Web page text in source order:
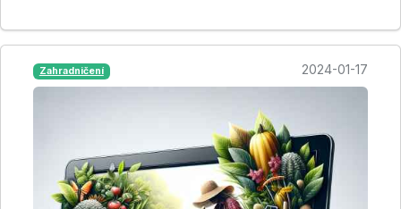
Zahradničení 2024-01-17